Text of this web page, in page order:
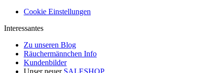
Cookie Einstellungen
Interessantes
Zu unseren Blog
Räuchermännchen Info
Kundenbilder
Unser neuer SALESHOP